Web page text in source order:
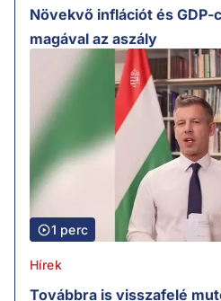
Növekvő inflációt és
magával az aszály
1 perc
Hírek
Továbbra is visszafelé